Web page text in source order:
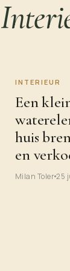
INTERIEUR
Een
huis
en
Milan Toler25